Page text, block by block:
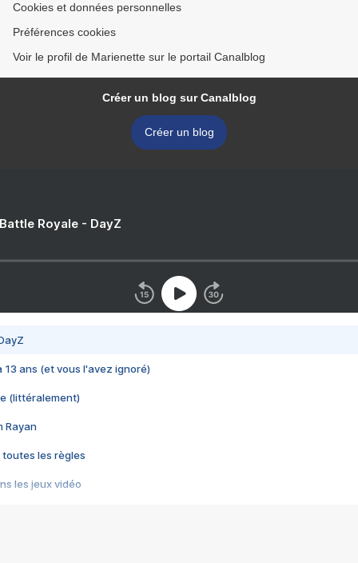
Cookies et données personnelles
Préférences cookies
Voir le profil de Marienette sur le portail Canalblog
Créer un blog sur Canalblog
Créer un blog
Royale - DayZ
13 ans (et vous l'avez ignoré)
(littéralement)
Rayan
toutes les règles
les jeux vidéo